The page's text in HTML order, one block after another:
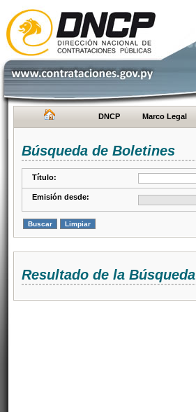
DNCP Marco Legal
Búsqueda de Boletines
Título:
Emisión desde:
Resultado de la Búsqueda